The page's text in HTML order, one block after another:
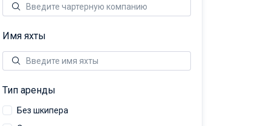
Имя яхты
Тип аренды
Без шкипера